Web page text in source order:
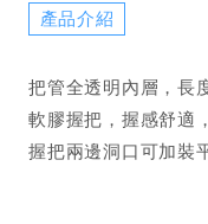
產品介紹
把管全透明內層，長
軟膠握把，握感舒適
握把兩邊洞口可加裝